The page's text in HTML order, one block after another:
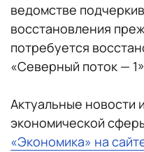
ведомстве
восстановления
потребуется
«Северный поток —
Актуальные новости
экономической
«Экономика» на